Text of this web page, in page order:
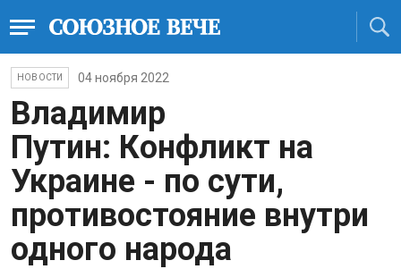
НОВОСТИ 04 ноября 2022
Владимир
Путин: Конфликт на
Украине - по сути,
противостояние внутри
одного народа